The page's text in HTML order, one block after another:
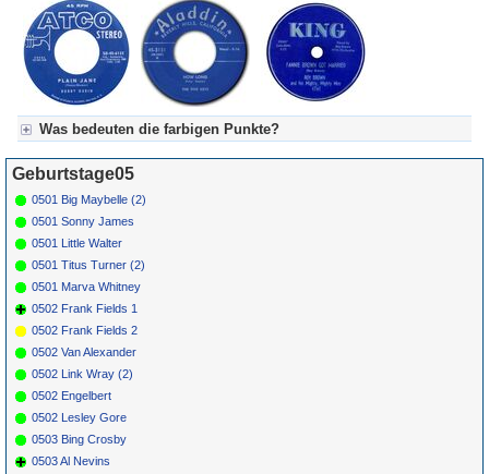
Was bedeuten die farbigen Punkte?
Für Axel's Tageskalender:
Grün = Kurzgeschichte
Grün! = fachlich bestimmt spannend, nicht verpassen!
Grün+ = Stundenbeitrag
Gelb = Kurzgeschichten oder Stundensendungen in Arbeit
Blau = Beschreibungstext (beschreibender Text)
Geburtstage05
0501 Big Maybelle (2)
0501 Sonny James
0501 Little Walter
0501 Titus Turner (2)
0501 Marva Whitney
0502 Frank Fields 1
0502 Frank Fields 2
0502 Van Alexander
0502 Link Wray (2)
0502 Engelbert
0502 Lesley Gore
0503 Bing Crosby
0503 Al Nevins